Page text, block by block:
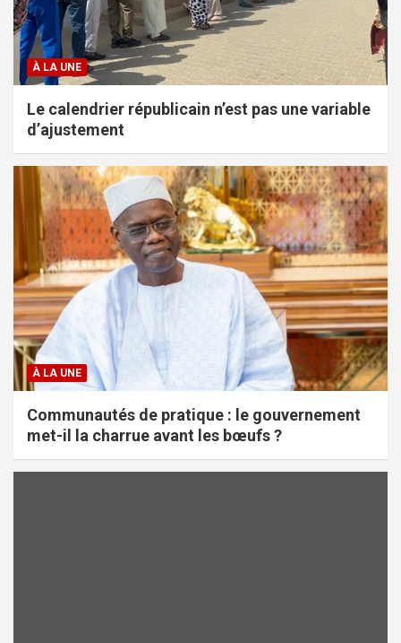
À LA UNE
Le calendrier républicain n’est pas une variable
d’ajustement
À LA UNE
Communautés de pratique : le gouvernement
met-il la charrue avant les bœufs ?